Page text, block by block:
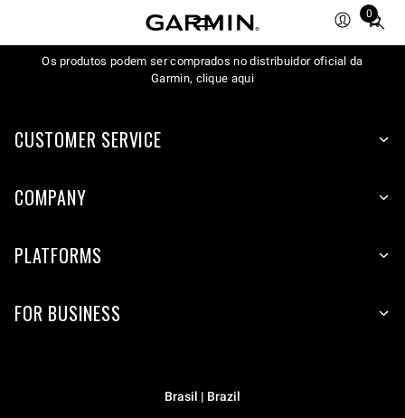
0
Total
items
in
Os produtos podem ser comprados no distribuidor oficial da
Garmin, clique aqui
CUSTOMER SERVICE
COMPANY
PLATFORMS
FOR BUSINESS
Brasil | Brazil